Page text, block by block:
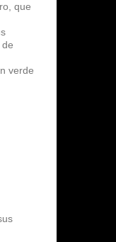
que
verde